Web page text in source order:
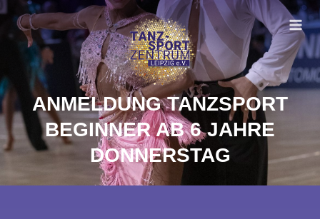
Zum
Inhalt
springen
ANMELDUNG TANZSPORT
BEGINNER AB 6 JAHRE
DONNERSTAG